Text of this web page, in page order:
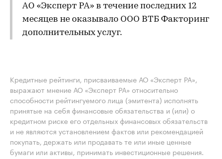
АО «Эксперт РА» в течение последних 12
месяцев не оказывало ООО ВТБ Факторинг
дополнительных услуг.
Кредитные рейтинги, присваиваемые АО «Эксперт РА»,
выражают мнение АО «Эксперт РА» относительно
способности рейтингуемого лица (эмитента) исполнять
принятые на себя финансовые обязательства и (или) о
кредитном риске его отдельных финансовых обязательств
и не являются установлением фактов или рекомендацией
покупать, держать или продавать те или иные ценные
бумаги или активы, принимать инвестиционные решения.